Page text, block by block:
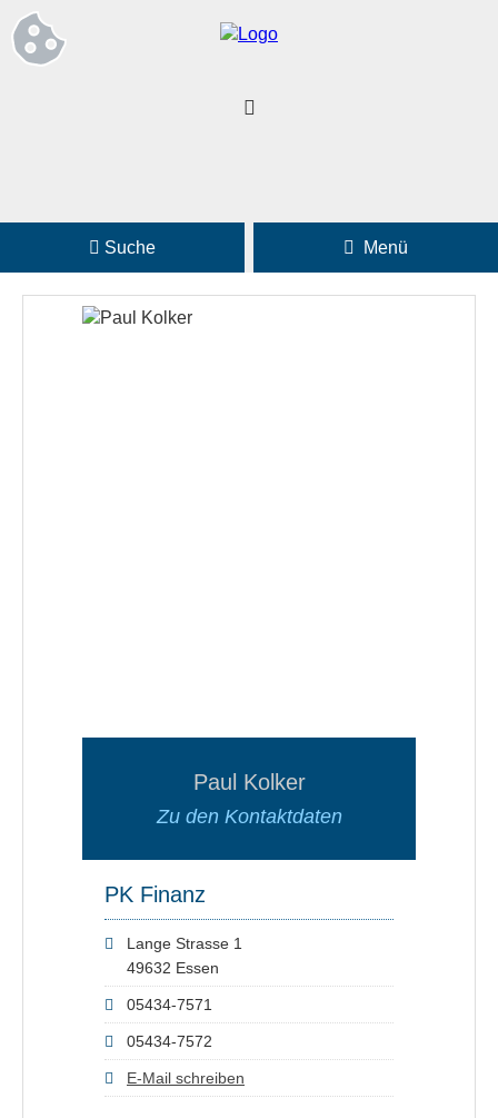
Suche Menü
Paul Kolker
Zu den Kontaktdaten
PK Finanz
Lange Strasse 1
49632 Essen
05434-7571
05434-7572
E-Mail schreiben